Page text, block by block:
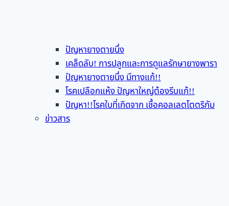
ปัญหายางตายนึ่ง
เคล็ดลับ! การปลูกและการดูแลรักษายางพารา
ปัญหายางตายนึ่ง มีทางแก้!!
โรคเปลือกแห้ง ปัญหาใหญ่ต้องรีบแก้!!
ปัญหา!!โรคใบที่เกิดจาก เชื้อคอลเลตโตตริกัม
ข่าวสาร